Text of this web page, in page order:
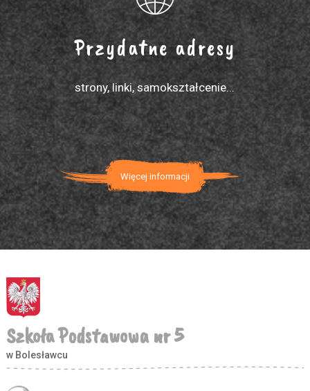
Przydatne adresy
strony, linki, samokształcenie...
Więcej informacji
Szkoła Podstawowa nr 5
w Bolesławcu